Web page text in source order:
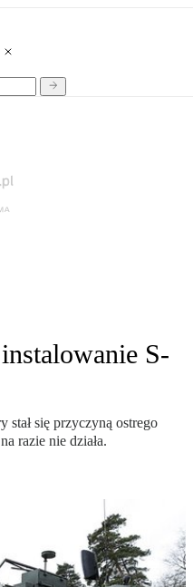
S-
stał się przyczyną ostrego
razie nie działa.